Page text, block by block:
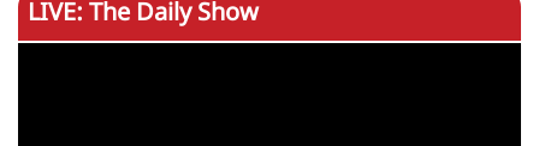
LIVE: The Daily Show